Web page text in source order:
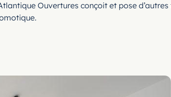
Ouvertures conçoit et pose d’autres